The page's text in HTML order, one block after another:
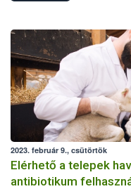
2023. február 9., csütörtök
Elérhető a telepek
antibiotikum